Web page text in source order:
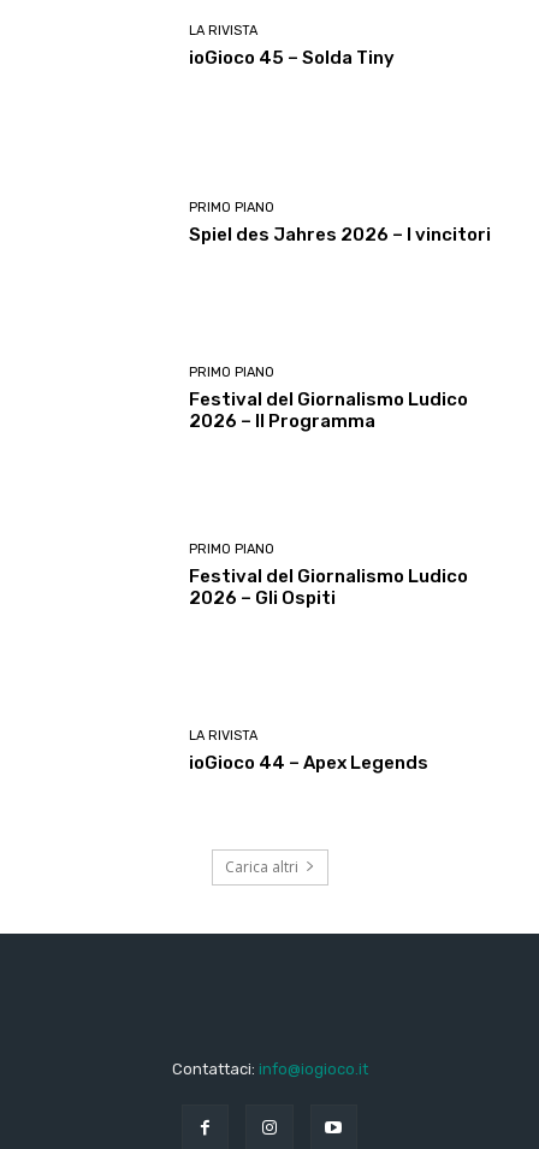
LA RIVISTA
ioGioco 45 – Solda Tiny
PRIMO PIANO
Spiel des Jahres 2026 – I vincitori
PRIMO PIANO
Festival del Giornalismo Ludico
2026 – Il Programma
PRIMO PIANO
Festival del Giornalismo Ludico
2026 – Gli Ospiti
LA RIVISTA
ioGioco 44 – Apex Legends
Carica altri
Contattaci: info@iogioco.it